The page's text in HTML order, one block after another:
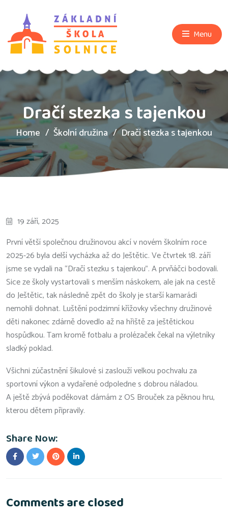
Menu
Dračí stezka s tajenkou
Home Školní družina Dračí stezka s tajenkou
19 září, 2025
První větší společnou družinovou akcí v novém školním roce
2025-26 byla delší vycházka až do Ještětic. Ve čtvrtek 18. září
jsme se vydali na “Dračí stezku s tajenkou”. A prvňáčci bodovali.
Sice ze školy vystartovali s menším náskokem, ale jak na cestě
do Ještětic, tak následně zpět do školy je starší kamarádi
nemohli dohnat. Luštění podzimní křížovky všechny družinové
děti nakonec zdárně dovedlo až na hřiště za ještětickou
hospůdkou. Tam kromě fotbalu a prolézaček čekal na výletníky
sladký poklad.
Všichni zúčastnění šikulové si zaslouží velkou pochvalu za
sportovní výkon a vydařené odpoledne s dobrou náladou.
A ještě zbývá poděkovat dámám z OS Brouček za pěknou hru,
kterou dětem připravily.
Share Now:
Comments are closed